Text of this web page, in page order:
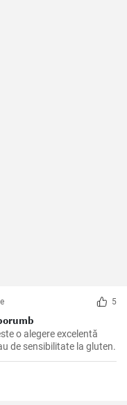
5
o alegere excelentă
de sensibilitate la gluten.